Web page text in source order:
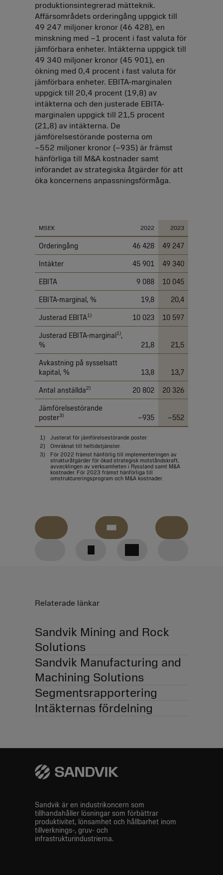
produktionsintegrerad mätteknik.
Affärsområdets orderingång uppgick till
49 247 miljoner kronor (46 428), en
minskning med –1 procent i fast valuta för
jämförbara enheter. Intäkterna uppgick till
49 340 miljoner kronor (45 901), en
ökning med 0,4 procent i fast valuta för
jämförbara enheter. EBITA-marginalen
uppgick till 20,4 procent (19,8) av
intäkterna och den justerade EBITA-
marginalen uppgick till 21,5 procent
(21,8) av intäkterna. De
jämförelsestörande posterna om
–552 miljoner kronor (–935) är främst
hänförliga till M&A kostnader samt
införandet av strategiska åtgärder för att
öka koncernens anpassningsförmåga.
MSEK 2022 2023
Orderingång 46 428 49 247
Intäkter 45 901 49 340
EBITA 9 088 10 045
EBITA-marginal, % 19,8 20,4
Justerad EBITA1) 10 023 10 597
Justerad EBITA-marginal 1),
%
21,8 21,5
Avkastning på sysselsatt
kapital, %
13,8 13,7
Antal anställda2) 20 802 20 326
Jämförelsestörande
poster3) –935 –552
1)
Justerat för jämförelsestörande poster.
2)
Omräknat till heltidstjänster.
3)
För 2022 främst hänförlig till implementeringen av
strukturåtgärder för ökad strategisk motståndskraft,
avvecklingen av verksamheten i Ryssland samt M&A
kostnader. För 2023 främst hänförliga till
omstruktureringsprogram och M&A kostnader.
Tillbaka
NedladdningarJämfört
föregående
GRI
Relaterade länkar
Sandvik Mining and Rock
Solutions
Sandvik Manufacturing and
Machining Solutions
Segmentsrapportering
Intäkternas fördelning
Sandvik är en industrikoncern som
tillhandahåller lösningar som förbättrar
produktivitet, lönsamhet och hållbarhet inom
tillverknings-, gruv- och
infrastrukturindustrierna.